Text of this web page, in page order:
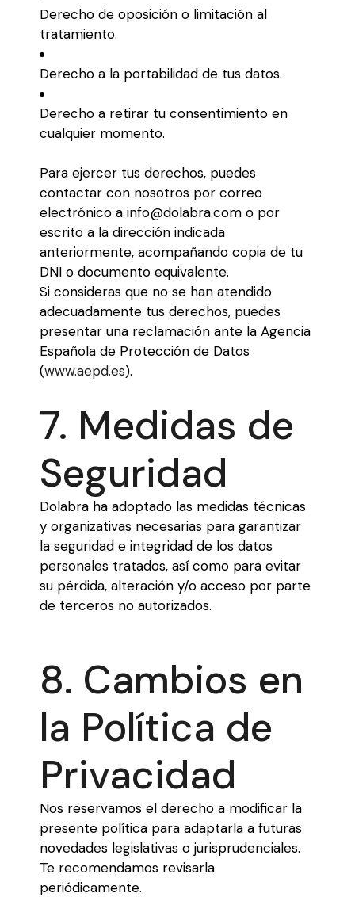
Derecho de oposición o limitación al
tratamiento.
Derecho a la portabilidad de tus datos.
Derecho a retirar tu consentimiento en
cualquier momento.
Para ejercer tus derechos, puedes
contactar con nosotros por correo
electrónico a info@dolabra.com o por
escrito a la dirección indicada
anteriormente, acompañando copia de tu
DNI o documento equivalente.
Si consideras que no se han atendido
adecuadamente tus derechos, puedes
presentar una reclamación ante la Agencia
Española de Protección de Datos
(www.aepd.es).
7. Medidas de
Seguridad
Dolabra ha adoptado las medidas técnicas
y organizativas necesarias para garantizar
la seguridad e integridad de los datos
personales tratados, así como para evitar
su pérdida, alteración y/o acceso por parte
de terceros no autorizados.
8. Cambios en
la Política de
Privacidad
Nos reservamos el derecho a modificar la
presente política para adaptarla a futuras
novedades legislativas o jurisprudenciales.
Te recomendamos revisarla
periódicamente.